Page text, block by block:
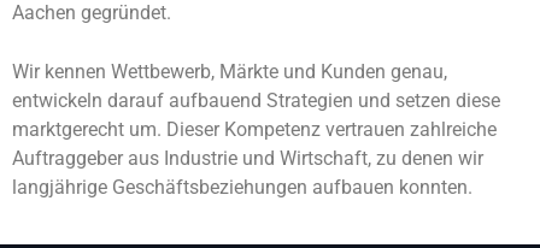
Aachen gegründet.
Wir kennen Wettbewerb, Märkte und Kunden genau,
entwickeln darauf aufbauend Strategien und setzen diese
marktgerecht um. Dieser Kompetenz vertrauen zahlreiche
Auftraggeber aus Industrie und Wirtschaft, zu denen wir
langjährige Geschäftsbeziehungen aufbauen konnten.